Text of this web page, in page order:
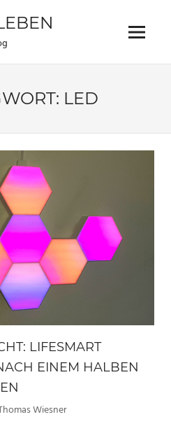
Menu
LED
LIFESMART
EINEM HALBEN
Wiesner